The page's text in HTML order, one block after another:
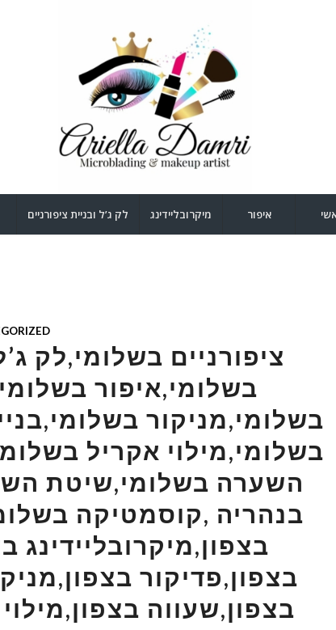
לק ג’ל ובניית ציפורניים מיקרובליידינג איפור
ציפורניים בשלומי,לק
בשלומי,איפור
בשלומי,מניקור
בשלומי,מילוי אקריל
השערה בשלומי,שיטת
בנהריה ,קוסמטיקה
בצפון,מיקרובליידינג
בצפון,פדיקור
בצפון,שעווה